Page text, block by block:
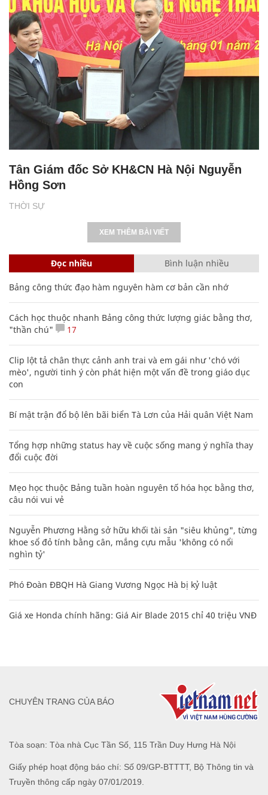
THỜI SỰ
Tân Giám đốc Sở KH&CN Hà Nội Nguyễn
Hồng Sơn
XEM THÊM BÀI VIẾT
Đọc nhiều Bình luận nhiều
Bảng công thức đạo hàm nguyên hàm cơ bản cần nhớ
Cách học thuộc nhanh Bảng công thức lượng giác bằng thơ,
"thần chú"
17
Clip lột tả chân thực cảnh anh trai và em gái như 'chó với
mèo', người tinh ý còn phát hiện một vấn đề trong giáo dục
con
Bí mật trận đổ bộ lên bãi biển Tà Lơn của Hải quân Việt Nam
Tổng hợp những status hay về cuộc sống mang ý nghĩa thay
đổi cuộc đời
Mẹo học thuộc Bảng tuần hoàn nguyên tố hóa học bằng thơ,
câu nói vui vẻ
Nguyễn Phương Hằng sở hữu khối tài sản "siêu khủng", từng
khoe sổ đỏ tính bằng cân, mắng cựu mẫu 'không có nổi
nghìn tỷ'
Phó Đoàn ĐBQH Hà Giang Vương Ngọc Hà bị kỷ luật
Giá xe Honda chính hãng: Giá Air Blade 2015 chỉ 40 triệu VNĐ
Tòa soạn: Tòa nhà Cục Tần Số, 115 Trần Duy Hưng Hà Nội
Giấy phép hoạt động báo chí: Số 09/GP-BTTTT, Bộ Thông tin và
Truyền thông cấp ngày 07/01/2019.
CHUYÊN TRANG CỦA BÁO